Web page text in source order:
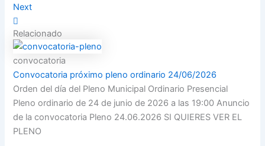
Next
Relacionado
convocatoria
Convocatoria próximo pleno ordinario 24/06/2026
Orden del día del Pleno Municipal Ordinario Presencial
Pleno ordinario de 24 de junio de 2026 a las 19:00 Anuncio
de la convocatoria Pleno 24.06.2026 SI QUIERES VER EL
PLENO